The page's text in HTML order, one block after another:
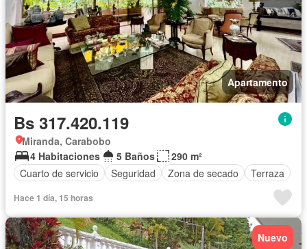
Apartamento
Bs 317.420.119
Miranda, Carabobo
4 Habitaciones
5 Baños
290 m²
Cuarto de servicio
Seguridad Zona de secado Terraza
Hace 1 día, 15 horas
Nuevo